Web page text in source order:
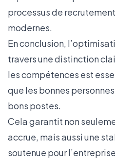
processus de
modernes.
En conclusion,
travers une distinction
les compétences est
que les bonnes
bons postes.
Cela garantit non
accrue, mais aussi une
soutenue pour